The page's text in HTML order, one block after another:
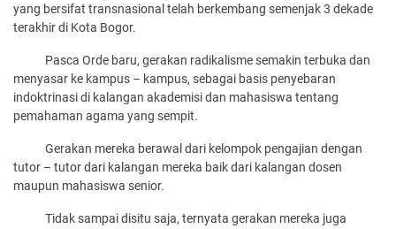
yang bersifat transnasional telah berkembang semenjak 3 dekade
terakhir di Kota Bogor.
Pasca Orde baru, gerakan radikalisme semakin terbuka dan
menyasar ke kampus – kampus, sebagai basis penyebaran
indoktrinasi di kalangan akademisi dan mahasiswa tentang
pemahaman agama yang sempit.
Gerakan mereka berawal dari kelompok pengajian dengan
tutor – tutor dari kalangan mereka baik dari kalangan dosen
maupun mahasiswa senior.
Tidak sampai disitu saja, ternyata gerakan mereka juga